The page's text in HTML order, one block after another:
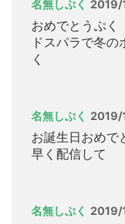
名無しぷく 2019/
おめでとうぷく
ドスパラで冬
く
名無しぷく 2019/
お誕生日おめで
早く配信して
名無しぷく 2019/